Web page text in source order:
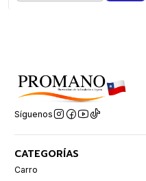
Síguenos
CATEGORÍAS
Carro